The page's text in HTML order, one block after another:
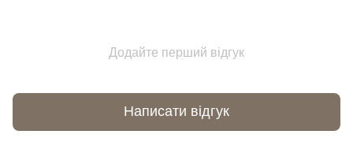
Додайте перший відгук
Написати відгук